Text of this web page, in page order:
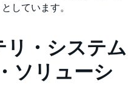
しています。
リ・システム
ソリューシ